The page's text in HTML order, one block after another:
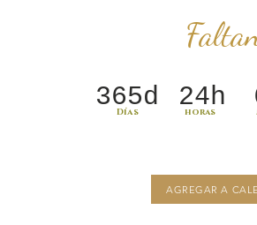
365d 24h
Días horas
AGREGAR A